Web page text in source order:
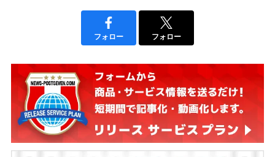
フォロー フォロー